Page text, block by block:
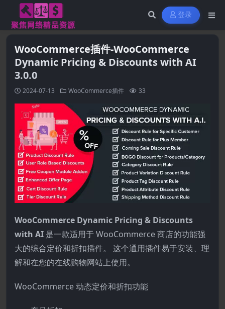
登录
WooCommerce插件-WooCommerce
Dynamic Pricing & Discounts with AI
3.0.0
2024-07-13 WooCommerce插件 33
WooCommerce Dynamic Pricing & Discounts
with AI 是一款适用于 WooCommerce 商店的功能强
大的综合定价和折扣插件。 这个通用插件易于安装、理
解和在您的在线购物网站上使用。
WooCommerce 动态定价和折扣功能